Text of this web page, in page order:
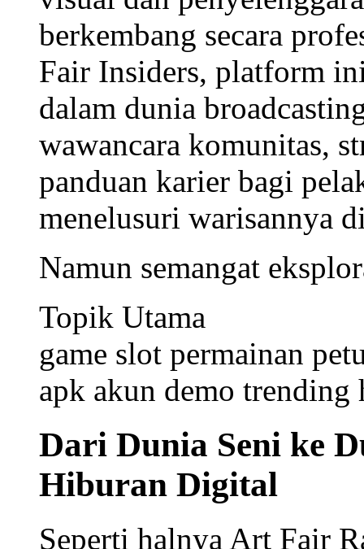
Jumlah Harga Produk
buah Rp 0
Estimasi PV yang didapat
PV
Kantung belanja Beli
Ulasan Penukaran/
Art Fair Radiobukan
sebagai ruang berbagi
visual dan
berkembang secara
Fair Insiders, platform
dalam dunia
wawancara komunitas,